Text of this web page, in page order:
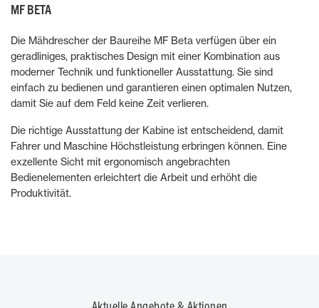
MF BETA
Die Mähdrescher der Baureihe MF Beta verfügen über ein
geradliniges, praktisches Design mit einer Kombination aus
moderner Technik und funktioneller Ausstattung. Sie sind
einfach zu bedienen und garantieren einen optimalen Nutzen,
damit Sie auf dem Feld keine Zeit verlieren.
Die richtige Ausstattung der Kabine ist entscheidend, damit
Fahrer und Maschine Höchstleistung erbringen können. Eine
exzellente Sicht mit ergonomisch angebrachten
Bedienelementen erleichtert die Arbeit und erhöht die
Produktivität.